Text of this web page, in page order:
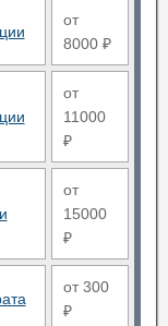
от
8000 ₽
от
11000
₽
от
15000
₽
от 300
₽